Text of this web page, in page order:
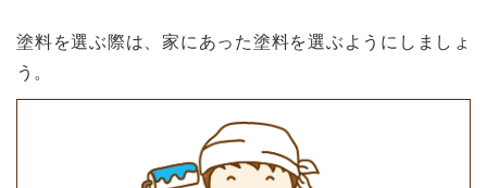
塗料を選ぶ際は、家にあった塗料を選ぶようにしましょ
う。